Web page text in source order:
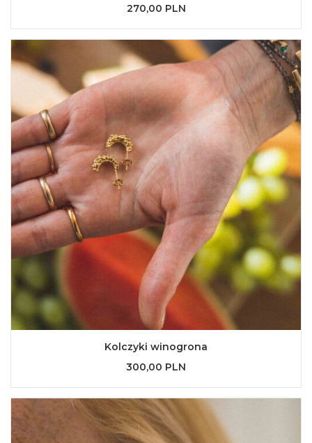
270,00 PLN
Kolczyki winogrona
300,00 PLN